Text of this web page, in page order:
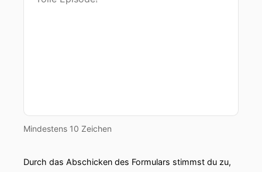
Mindestens 10 Zeichen
Durch das Abschicken des Formulars stimmst du zu,